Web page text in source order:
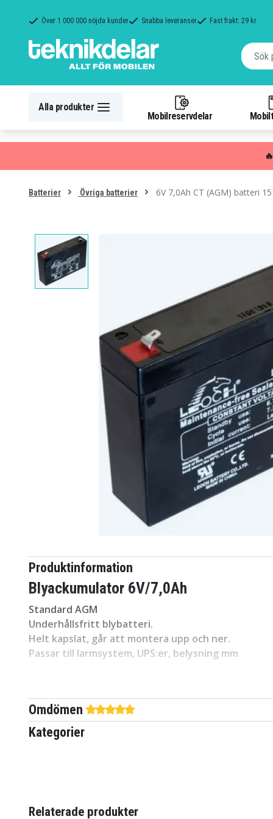
Över 1 000 000 nöjda kunder Snabba leveranser Fast frakt: 29 kr
Alla produkter
Mobilreservdelar
Batterier Övriga batterier 6V 7,0Ah CT (AGM) batteri
Produktinformation
Blyackumulator 6V/7,0Ah
Standard AGM
Underhållsfritt blybatteri.
Helt kapslat, går att montera upp och ner.
Passar till larmsystem, UPS:er, belysning mm
Artnr
Omdömen
Kategorier
Relaterade produkter